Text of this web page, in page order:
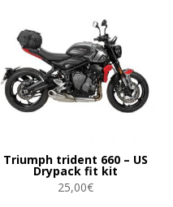
Triumph trident 660 – US
Drypack fit kit
25,00€